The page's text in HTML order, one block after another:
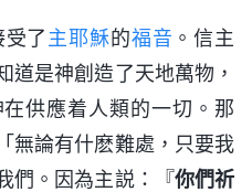
了主耶穌的福音 。信主
道是神創造了天地萬物，
供應着人類的一切。那
無論有什麽難處，只要我
們。因為主説：『你們祈